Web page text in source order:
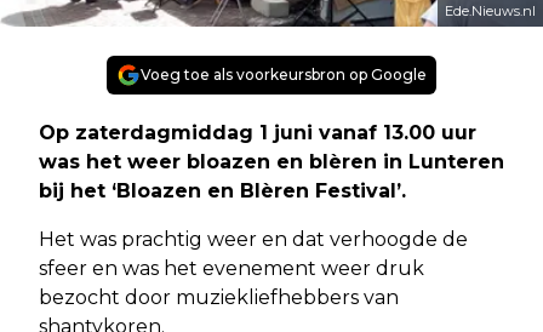
Ede.Nieuws.nl
Voeg toe als voorkeursbron op Google
Op zaterdagmiddag 1 juni vanaf 13.00 uur
was het weer bloazen en blèren in Lunteren
bij het ‘Bloazen en Blèren Festival’.
Het was prachtig weer en dat verhoogde de
sfeer en was het evenement weer druk
bezocht door muziekliefhebbers van
shantykoren.